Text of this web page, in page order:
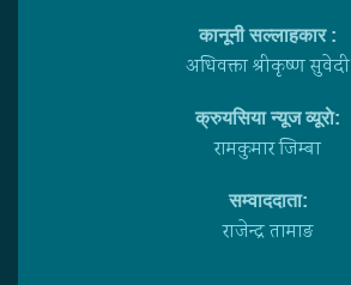
कानूनी सल्लाहकार :
अधिवक्ता श्रीकृष्ण सुवेदी
क्रुयसिया न्यूज व्यूराे:
रामकुमार जिम्बा
सम्वाददाता:
राजेन्द्र तामाङ